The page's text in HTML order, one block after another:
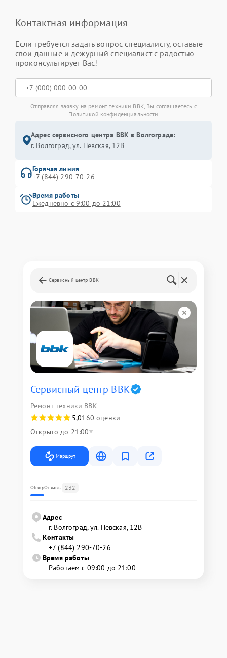
Контактная информация
Если требуется задать вопрос специалисту, оставьте
свои данные и дежурный специалист с радостью
проконсультирует Вас!
Отправляя заявку на ремонт техники BBK, Вы соглашаетесь с
Политикой конфиденциальности
Адрес сервисного центра BBK в Волгограде:
г. Волгоград, ул. Невская, 12В
Горячая линия
+7 (844) 290-70-26
Время работы
Ежедневно с 9:00 до 21:00
Сервисный центр BBK
Сервисный центр BBK
Ремонт техники BBK
5,0160 оценки
Открыто до 21:00
Маршрут
ОбзорОтзывы 232
Адрес
г. Волгоград, ул. Невская, 12В
Контакты
+7 (844) 290-70-26
Время работы
Работаем с 09:00 до 21:00